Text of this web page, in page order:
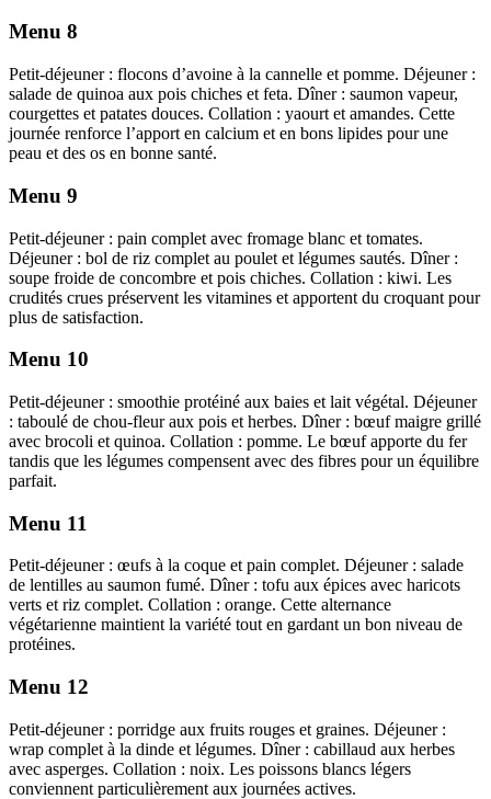
Menu 8
Petit-déjeuner : flocons d’avoine à la cannelle et pomme. Déjeuner :
salade de quinoa aux pois chiches et feta. Dîner : saumon vapeur,
courgettes et patates douces. Collation : yaourt et amandes. Cette
journée renforce l’apport en calcium et en bons lipides pour une
peau et des os en bonne santé.
Menu 9
Petit-déjeuner : pain complet avec fromage blanc et tomates.
Déjeuner : bol de riz complet au poulet et légumes sautés. Dîner :
soupe froide de concombre et pois chiches. Collation : kiwi. Les
crudités crues préservent les vitamines et apportent du croquant pour
plus de satisfaction.
Menu 10
Petit-déjeuner : smoothie protéiné aux baies et lait végétal. Déjeuner
: taboulé de chou-fleur aux pois et herbes. Dîner : bœuf maigre grillé
avec brocoli et quinoa. Collation : pomme. Le bœuf apporte du fer
tandis que les légumes compensent avec des fibres pour un équilibre
parfait.
Menu 11
Petit-déjeuner : œufs à la coque et pain complet. Déjeuner : salade
de lentilles au saumon fumé. Dîner : tofu aux épices avec haricots
verts et riz complet. Collation : orange. Cette alternance
végétarienne maintient la variété tout en gardant un bon niveau de
protéines.
Menu 12
Petit-déjeuner : porridge aux fruits rouges et graines. Déjeuner :
wrap complet à la dinde et légumes. Dîner : cabillaud aux herbes
avec asperges. Collation : noix. Les poissons blancs légers
conviennent particulièrement aux journées actives.